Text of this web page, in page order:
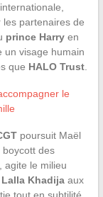
partenaires de
prince Harryen
un visage humain
que HALO Trust.
le
poursuit Maël
des
, agite le milieu
Lalla Khadijaaux